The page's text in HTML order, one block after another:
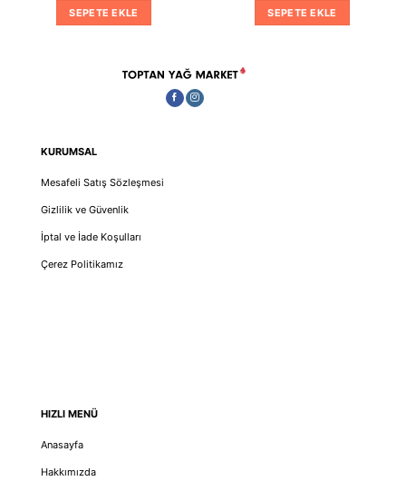
₺3,192.00.
SEPETE EKLE
₺399.00.
SEPETE EKLE
KURUMSAL
Mesafeli Satış Sözleşmesi
Gizlilik ve Güvenlik
İptal ve İade Koşulları
Çerez Politikamız
HIZLI MENÜ
Anasayfa
Hakkımızda